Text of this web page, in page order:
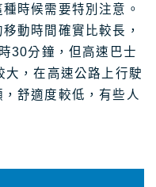
時候需要特別注意。
動時間確實比較長，
30分鐘，但高速巴士
，在高速公路上行駛
舒適度較低，有些人